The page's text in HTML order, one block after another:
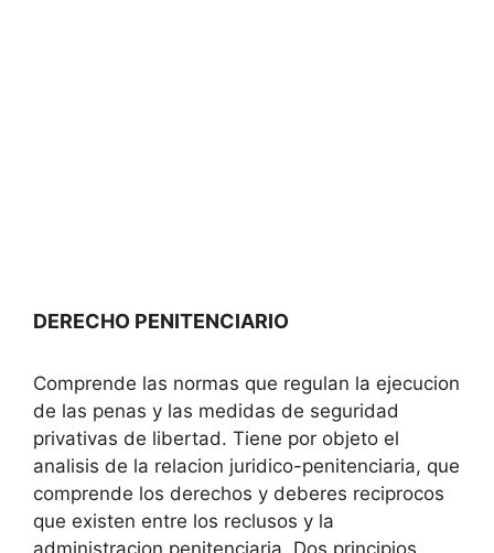
DERECHO PENITENCIARIO
Comprende las normas que regulan la ejecucion
de las penas y las medidas de seguridad
privativas de libertad. Tiene por objeto el
analisis de la relacion juridico-penitenciaria, que
comprende los derechos y deberes reciprocos
que existen entre los reclusos y la
administracion penitenciaria. Dos principios